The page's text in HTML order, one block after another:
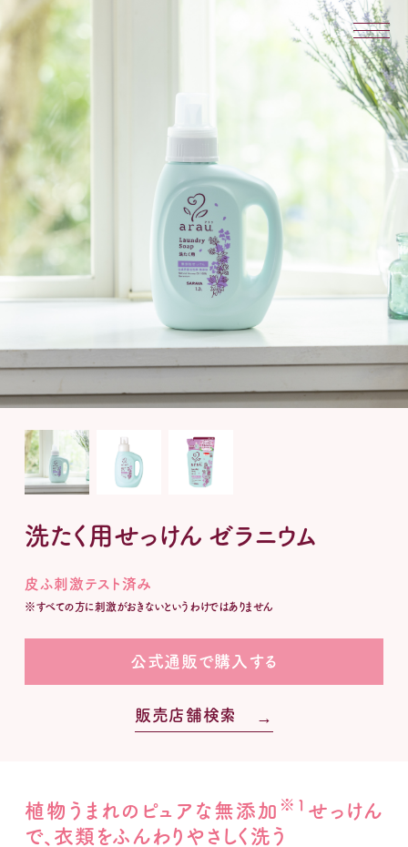
quality
アラウ.のこだわり
products
製品一覧
アラウブランドトップ
よくあるご質問
利用規約
個人情報保護方針
公式通販
洗たく用せっけん ゼラニウム
皮ふ刺激テスト済み
※すべての方に刺激がおきないというわけではありません
公式通販で購入する
販売店舗検索
植物うまれのピュアな無添加 ※1 せっけん
で、衣類をふんわりやさしく洗う